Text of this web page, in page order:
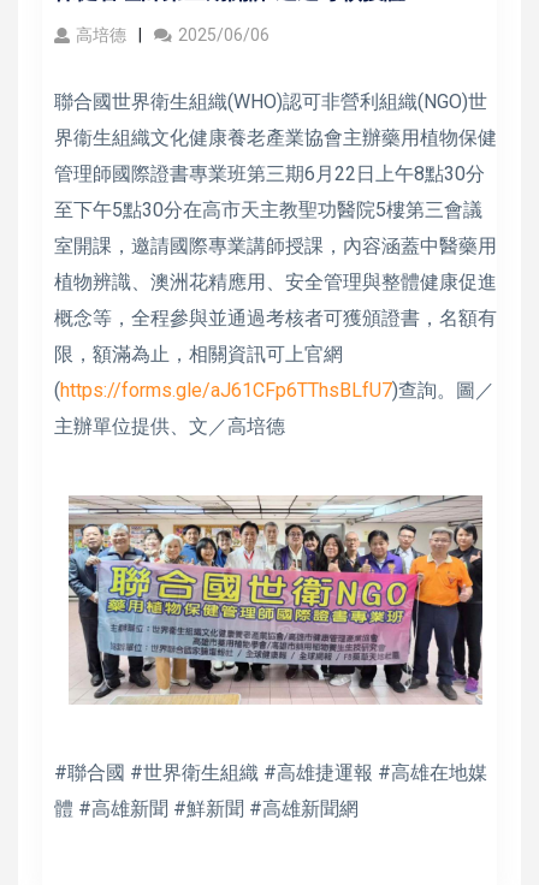
高培德 2025/06/06
聯合國世界衛生組織(WHO)認可非營利組織(NGO)世
界衞生組織文化健康養老產業協會主辦藥用植物保健
管理師國際證書專業班第三期6月22日上午8點30分
至下午5點30分在高市天主教聖功醫院5樓第三會議
室開課，邀請國際專業講師授課，內容涵蓋中醫藥用
植物辨識、澳洲花精應用、安全管理與整體健康促進
概念等，全程參與並通過考核者可獲頒證書，名額有
限，額滿為止，相關資訊可上官網
(https://forms.gle/aJ61CFp6TThsBLfU7)查詢。圖／
主辦單位提供、文／高培德
#聯合國 #世界衛生組織 #高雄捷運報 #高雄在地媒
體 #高雄新聞 #鮮新聞 #高雄新聞網